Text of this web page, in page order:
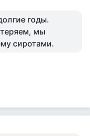
годы.
мы
сиротами.